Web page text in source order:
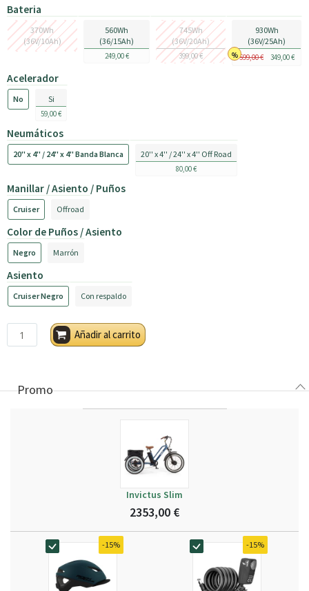
Bateria
370Wh
(36V/10Ah)
560Wh
(36/15Ah)
249,00 €
745Wh
(36V/20Ah)
399,00 €
930Wh
(36V/25Ah)
599,00 € 349,00 €
Acelerador
No Si
59,00 €
Neumáticos
20'' x 4'' / 24'' x 4'' Banda Blanca 20'' x 4'' / 24'' x 4'' Off Road
80,00 €
Manillar / Asiento / Puños
Cruiser Offroad
Color de Puños / Asiento
Negro Marrón
Asiento
Cruiser Negro Con respaldo
Añadir al carrito
Promo
Invictus Slim
2353,00 €
-15% -15%